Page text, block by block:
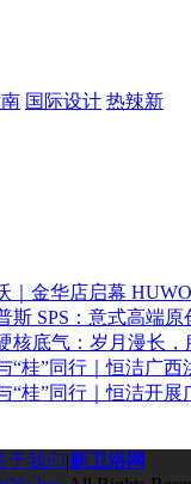
国际设计 热辣新
于我们|新卫浴网